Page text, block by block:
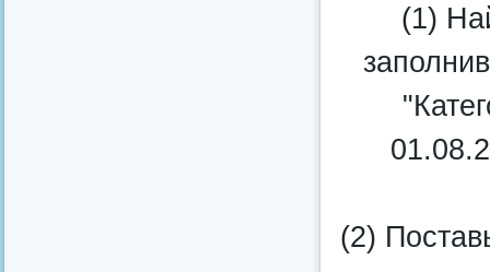
(1)
(2)